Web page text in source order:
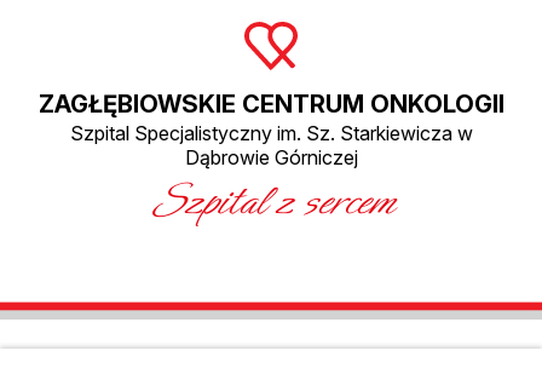
ZAGŁĘBIOWSKIE CENTRUM ONKOLOGII
Szpital Specjalistyczny im. Sz. Starkiewicza w
Dąbrowie Górniczej
Szpital z sercem